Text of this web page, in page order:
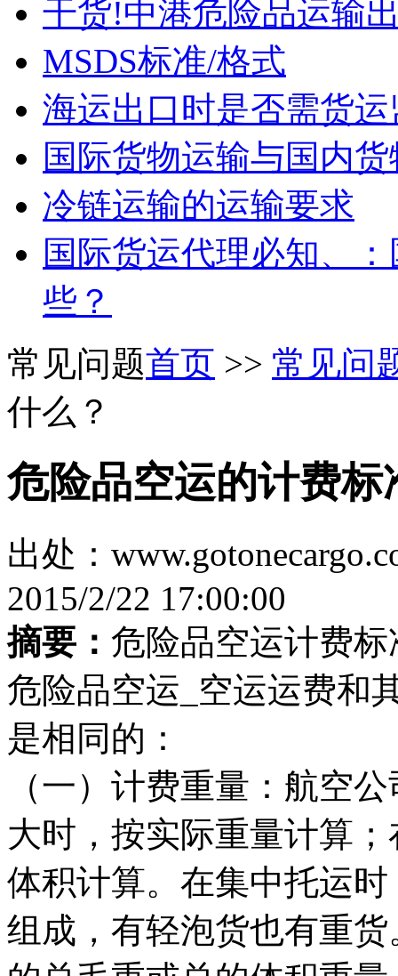
干货!中港危险品运输
MSDS标准/格式
海运出口时是否需货运
国际货物运输与国内
冷链运输的运输要求
国际货运代理必知、
些？
常见问题首页 >> 常见问
什么？
危险品空运的计费标
出处：
2015/2/22 17:00:00
摘要： 危险品空运计费标
危险品空运_空运运费和
是相同的：
（一）计费重量：航空
大时，按实际重量计算
体积计算。在集中托运
组成，有轻泡货也有重